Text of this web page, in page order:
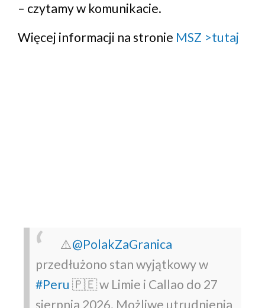
– czytamy w komunikacie.
Więcej informacji na stronie MSZ >tutaj
⚠️@PolakZaGranica
przedłużono stan wyjątkowy w
#Peru 🇵🇪 w Limie i Callao do 27
sierpnia 2026. Możliwe utrudnienia